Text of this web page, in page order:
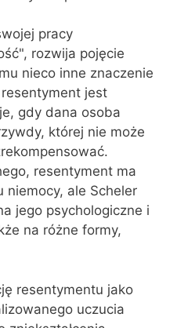
pracy
rozwija pojęcie
nieco inne znaczenie
jest
gdy dana osoba
której nie może
resentyment ma
niemocy, ale Scheler
jego psychologiczne i
na różne formy,
resentymentu jako
uczucia